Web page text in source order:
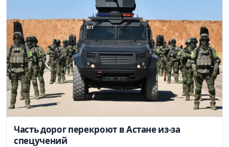
Часть дорог перекроют в Астане из-за
спецучений